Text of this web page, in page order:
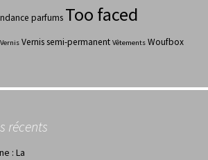
parfums Too faced
Vernis Vernis semi-permanent Vêtements Woufbox
récents
: La